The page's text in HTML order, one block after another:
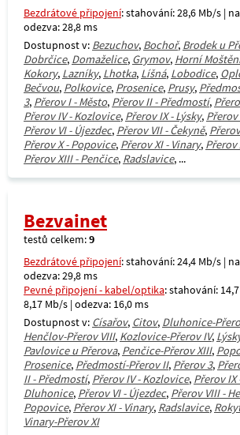
Bezdrátové připojení: stahování: 28,6 Mb/s |
odezva: 28,8 ms
Dostupnost v: Bezuchov, Bochoř, Brodek u
Dobrčice, Domaželice, Grymov, Horní
Kokory, Lazníky, Lhotka, Líšná, Lobodice,
Bečvou, Polkovice, Prosenice, Prusy,
3, Přerov I - Město, Přerov II - Předmostí,
Přerov IV - Kozlovice, Přerov IX - Lýsky,
Přerov VI - Újezdec, Přerov VII - Čekyně,
Přerov X - Popovice, Přerov XI - Vinary, Přerov
Přerov XIII - Penčice, Radslavice, ...
Bezvainet
testů celkem:9
Bezdrátové připojení: stahování: 24,4 Mb/s |
odezva: 29,8 ms
Pevné připojení - kabel/optika: stahování:
8,17 Mb/s | odezva: 16,0 ms
Dostupnost v: Císařov, Citov, Dluhonice-
Henčlov-Přerov VIII, Kozlovice-Přerov IV,
Pavlovice u Přerova, Penčice-Přerov XIII,
Prosenice, Předmostí-Přerov II, Přerov 3,
II - Předmostí, Přerov IV - Kozlovice, Přerov IX
Dluhonice, Přerov VI - Újezdec, Přerov VIII -
Popovice, Přerov XI - Vinary, Radslavice,
Vinary-Přerov XI